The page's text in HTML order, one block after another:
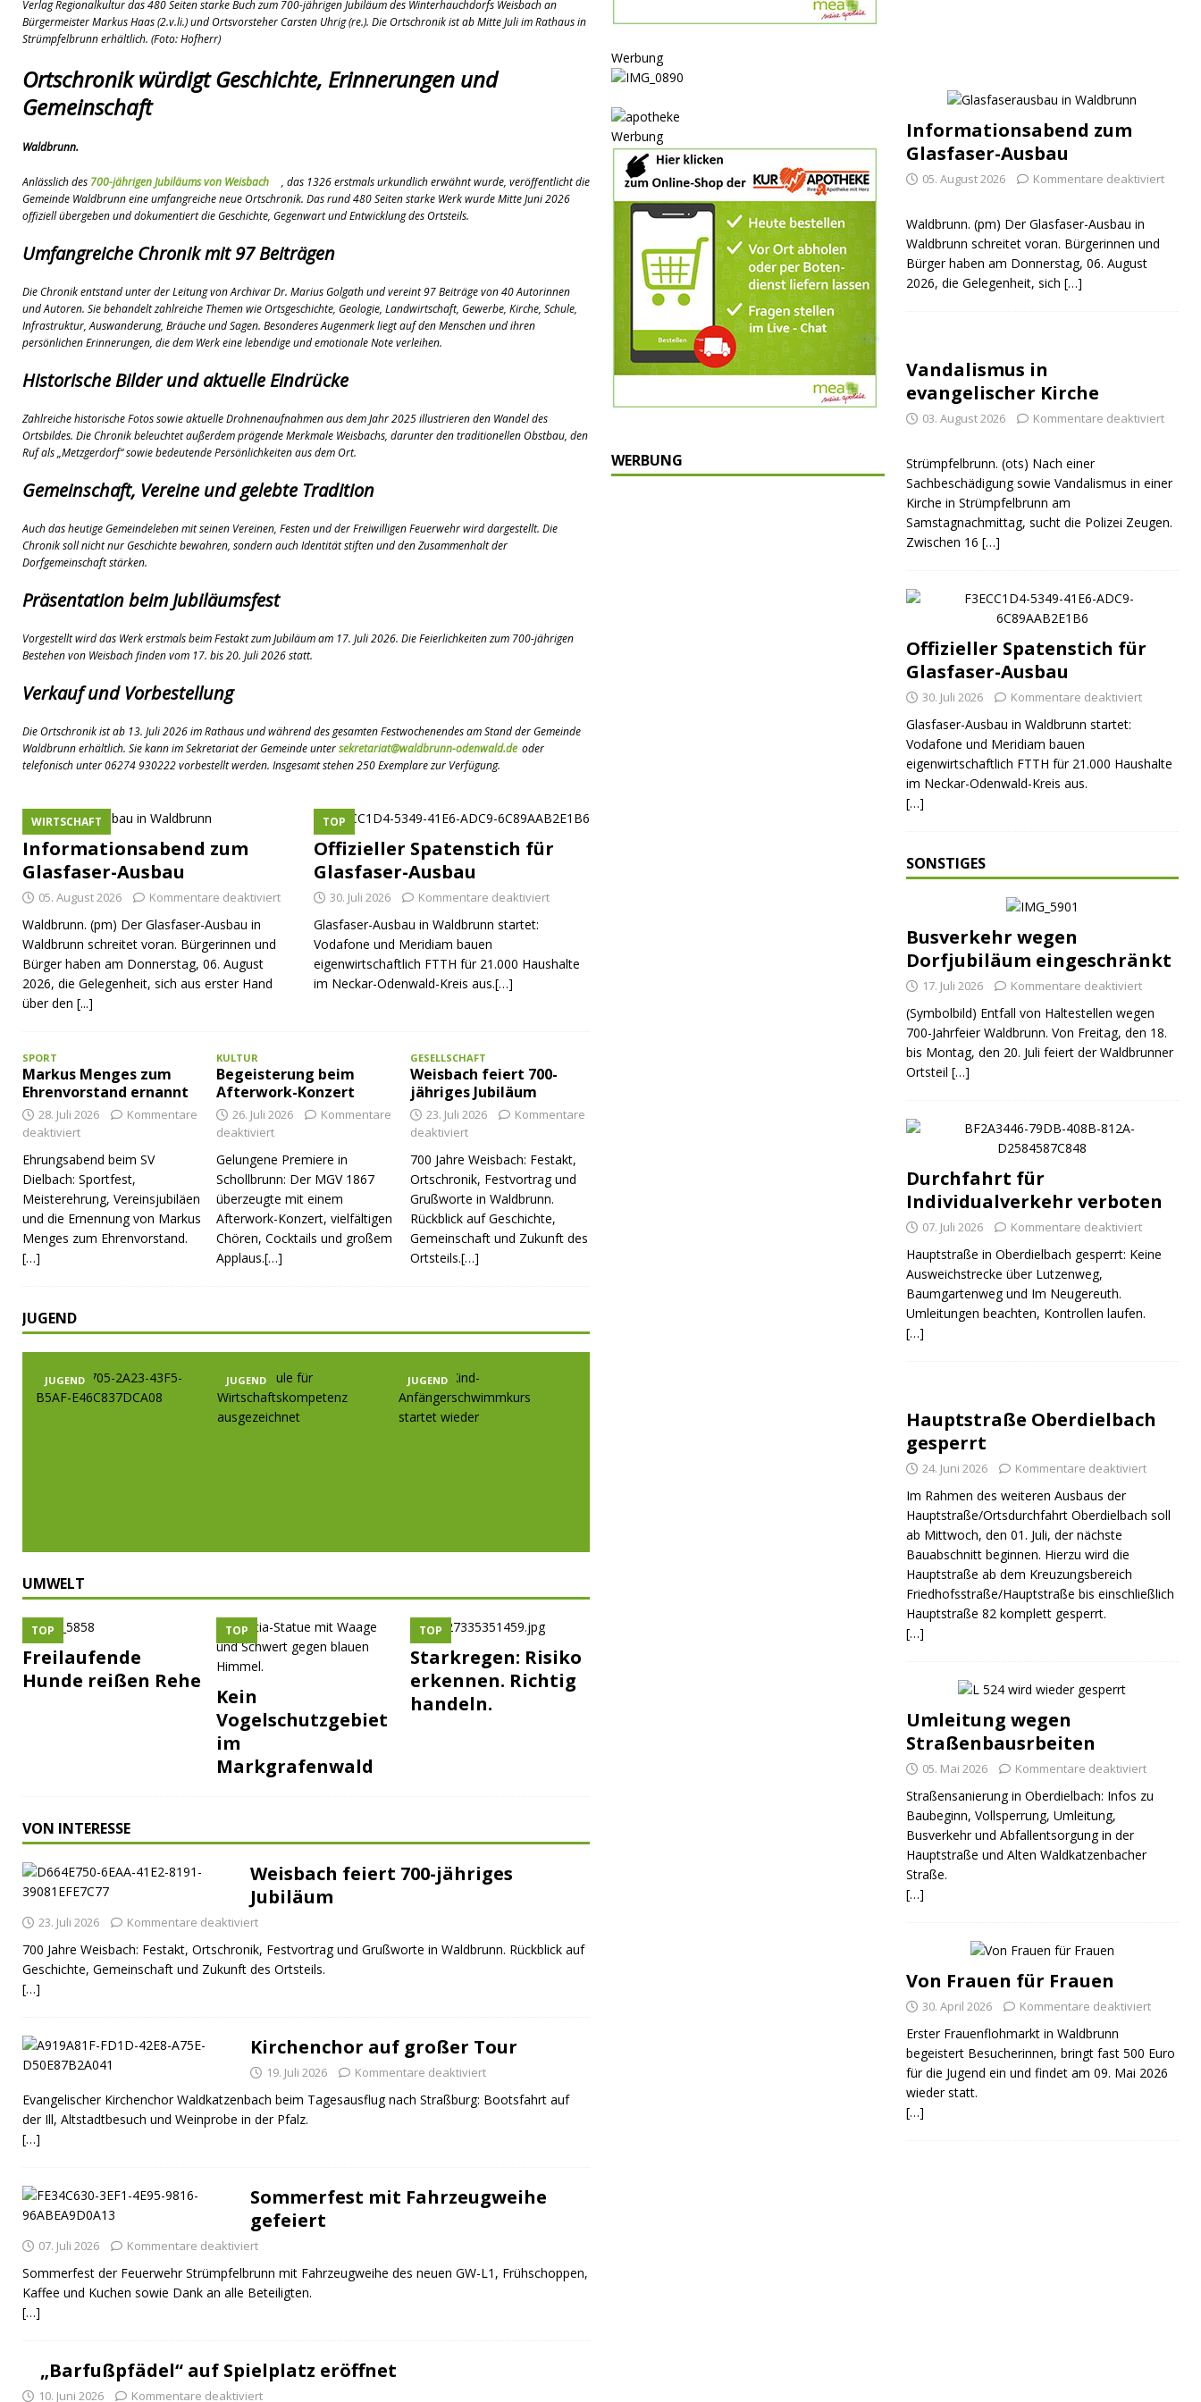
[ 08. Juli 2026 ] Dorfgeschichte sichtbar gemacht
KULTUR
[ 07. Juli 2026 ] Sommerfest mit Fahrzeugweihe gefeiert
[ 07. Juli 2026 ]
Durchfahrt für Individualverkehr verboten
[ 05. August 2026 ]
Verlag Regionalkultur das 480 Seiten starke Buch zum 700-jährigen Jubiläum des Winterhauchdorfs Weisbach an
Bürgermeister Markus Haas (2.v.li.) und Ortsvorsteher Carsten Uhrig (re.). Die Ortschronik ist ab Mitte Juli im Rathaus in
Strümpfelbrunn erhältlich. (Foto: Hofherr)
Ortschronik würdigt Geschichte, Erinnerungen und
Gemeinschaft
Waldbrunn.
Anlässlich des 700-jährigen Jubiläums von Weisbach
, das 1326 erstmals urkundlich erwähnt wurde, veröffentlicht die
Gemeinde Waldbrunn eine umfangreiche neue Ortschronik. Das rund 480 Seiten starke Werk wurde Mitte Juni 2026
offiziell übergeben und dokumentiert die Geschichte, Gegenwart und Entwicklung des Ortsteils.
Umfangreiche Chronik mit 97 Beiträgen
Die Chronik entstand unter der Leitung von Archivar Dr. Marius Golgath und vereint 97 Beiträge von 40 Autorinnen
und Autoren. Sie behandelt zahlreiche Themen wie Ortsgeschichte, Geologie, Landwirtschaft, Gewerbe, Kirche, Schule,
Infrastruktur, Auswanderung, Bräuche und Sagen. Besonderes Augenmerk liegt auf den Menschen und ihren
persönlichen Erinnerungen, die dem Werk eine lebendige und emotionale Note verleihen.
Historische Bilder und aktuelle Eindrücke
Zahlreiche historische Fotos sowie aktuelle Drohnenaufnahmen aus dem Jahr 2025 illustrieren den Wandel des
Ortsbildes. Die Chronik beleuchtet außerdem prägende Merkmale Weisbachs, darunter den traditionellen Obstbau, den
Ruf als „Metzgerdorf“ sowie bedeutende Persönlichkeiten aus dem Ort.
Gemeinschaft, Vereine und gelebte Tradition
Auch das heutige Gemeindeleben mit seinen Vereinen, Festen und der Freiwilligen Feuerwehr wird dargestellt. Die
Chronik soll nicht nur Geschichte bewahren, sondern auch Identität stiften und den Zusammenhalt der
Dorfgemeinschaft stärken.
Präsentation beim Jubiläumsfest
Vorgestellt wird das Werk erstmals beim Festakt zum Jubiläum am 17. Juli 2026. Die Feierlichkeiten zum 700-jährigen
Bestehen von Weisbach finden vom 17. bis 20. Juli 2026 statt.
Verkauf und Vorbestellung
Die Ortschronik ist ab 13. Juli 2026 im Rathaus und während des gesamten Festwochenendes am Stand der Gemeinde
Waldbrunn erhältlich. Sie kann im Sekretariat der Gemeinde untersekretariat@waldbrunn-odenwald.de oder
telefonisch unter 06274 930222 vorbestellt werden. Insgesamt stehen 250 Exemplare zur Verfügung.
Informationsabend zum
Glasfaser-Ausbau
WIRTSCHAFT
05. August 2026 Kommentare deaktiviert
Waldbrunn. (pm) Der Glasfaser-Ausbau in
Waldbrunn schreitet voran. Bürgerinnen und
Bürger haben am Donnerstag, 06. August
2026, die Gelegenheit, sich aus erster Hand
über den [...]
Offizieller Spatenstich für
Glasfaser-Ausbau
TOP
30. Juli 2026 Kommentare deaktiviert
Glasfaser-Ausbau in Waldbrunn startet:
Vodafone und Meridiam bauen
eigenwirtschaftlich FTTH für 21.000 Haushalte
im Neckar-Odenwald-Kreis aus.[…]
SPORT
Markus Menges zum
Ehrenvorstand ernannt
28. Juli 2026
Kommentare
deaktiviert
Ehrungsabend beim SV
Dielbach: Sportfest,
Meisterehrung, Vereinsjubiläen
und die Ernennung von Markus
Menges zum Ehrenvorstand.
[…]
KULTUR
Begeisterung beim
Afterwork-Konzert
26. Juli 2026
Kommentare
deaktiviert
Gelungene Premiere in
Schollbrunn: Der MGV 1867
überzeugte mit einem
Afterwork-Konzert, vielfältigen
Chören, Cocktails und großem
Applaus.[…]
GESELLSCHAFT
Weisbach feiert 700-
jähriges Jubiläum
23. Juli 2026
Kommentare
deaktiviert
700 Jahre Weisbach: Festakt,
Ortschronik, Festvortrag und
Grußworte in Waldbrunn.
Rückblick auf Geschichte,
Gemeinschaft und Zukunft des
Ortsteils.[…]
JUGEND
JUGEND JUGEND JUGEND
UMWELT
TOP
Freilaufende
Hunde reißen Rehe
TOP
Kein
Vogelschutzgebiet
im
Markgrafenwald
TOP
Starkregen: Risiko
erkennen. Richtig
handeln.
VON INTERESSE
Weisbach feiert 700-jähriges
Jubiläum
23. Juli 2026 Kommentare deaktiviert
700 Jahre Weisbach: Festakt, Ortschronik, Festvortrag und Grußworte in Waldbrunn. Rückblick auf
Geschichte, Gemeinschaft und Zukunft des Ortsteils.
[…]
Kirchenchor auf großer Tour
19. Juli 2026 Kommentare deaktiviert
Evangelischer Kirchenchor Waldkatzenbach beim Tagesausflug nach Straßburg: Bootsfahrt auf
der Ill, Altstadtbesuch und Weinprobe in der Pfalz.
[…]
Sommerfest mit Fahrzeugweihe
gefeiert
07. Juli 2026 Kommentare deaktiviert
Sommerfest der Feuerwehr Strümpfelbrunn mit Fahrzeugweihe des neuen GW-L1, Frühschoppen,
Kaffee und Kuchen sowie Dank an alle Beteiligten.
[…]
„Barfußpfädel“ auf Spielplatz eröffnet
10. Juni 2026 Kommentare deaktiviert
Werbung
Werbung
WERBUNG
Informationsabend zum
Glasfaser-Ausbau
05. August 2026 Kommentare deaktiviert
Waldbrunn. (pm) Der Glasfaser-Ausbau in
Waldbrunn schreitet voran. Bürgerinnen und
Bürger haben am Donnerstag, 06. August
2026, die Gelegenheit, sich […]
Vandalismus in
evangelischer Kirche
03. August 2026 Kommentare deaktiviert
Strümpfelbrunn. (ots) Nach einer
Sachbeschädigung sowie Vandalismus in einer
Kirche in Strümpfelbrunn am
Samstagnachmittag, sucht die Polizei Zeugen.
Zwischen 16 […]
Offizieller Spatenstich für
Glasfaser-Ausbau
30. Juli 2026 Kommentare deaktiviert
Glasfaser-Ausbau in Waldbrunn startet:
Vodafone und Meridiam bauen
eigenwirtschaftlich FTTH für 21.000 Haushalte
im Neckar-Odenwald-Kreis aus.
[…]
SONSTIGES
Busverkehr wegen
Dorfjubiläum eingeschränkt
17. Juli 2026 Kommentare deaktiviert
(Symbolbild) Entfall von Haltestellen wegen
700-Jahrfeier Waldbrunn. Von Freitag, den 18.
bis Montag, den 20. Juli feiert der Waldbrunner
Ortsteil […]
Durchfahrt für
Individualverkehr verboten
07. Juli 2026 Kommentare deaktiviert
Hauptstraße in Oberdielbach gesperrt: Keine
Ausweichstrecke über Lutzenweg,
Baumgartenweg und Im Neugereuth.
Umleitungen beachten, Kontrollen laufen.
[…]
Hauptstraße Oberdielbach
gesperrt
24. Juni 2026 Kommentare deaktiviert
Im Rahmen des weiteren Ausbaus der
Hauptstraße/Ortsdurchfahrt Oberdielbach soll
ab Mittwoch, den 01. Juli, der nächste
Bauabschnitt beginnen. Hierzu wird die
Hauptstraße ab dem Kreuzungsbereich
Friedhofsstraße/Hauptstraße bis einschließlich
Hauptstraße 82 komplett gesperrt.
[…]
Umleitung wegen
Straßenbausrbeiten
05. Mai 2026 Kommentare deaktiviert
Straßensanierung in Oberdielbach: Infos zu
Baubeginn, Vollsperrung, Umleitung,
Busverkehr und Abfallentsorgung in der
Hauptstraße und Alten Waldkatzenbacher
Straße.
[…]
Von Frauen für Frauen
30. April 2026 Kommentare deaktiviert
Erster Frauenflohmarkt in Waldbrunn
begeistert Besucherinnen, bringt fast 500 Euro
für die Jugend ein und findet am 09. Mai 2026
wieder statt.
[…]